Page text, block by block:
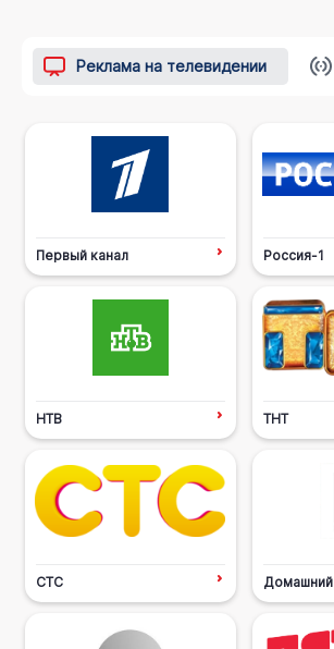
Реклама на телевидении
Первый канал Россия-1
НТВ ТНТ
СТС Домашний